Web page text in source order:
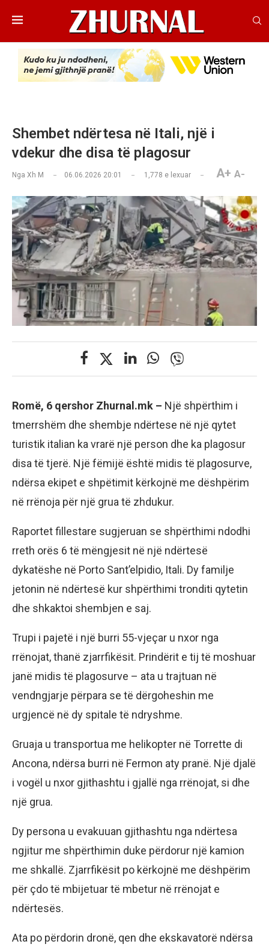
Shembet ndërtesa në Itali, një i
vdekur dhe disa të plagosur
Nga Xh M 06.06.2026 20:01 1,778 e lexuar A+ A-
Romë, 6 qershor Zhurnal.mk – Një shpërthim i
tmerrshëm dhe shembje ndërtese në një qytet
turistik italian ka vrarë një person dhe ka plagosur
disa të tjerë. Një fëmijë është midis të plagosurve,
ndërsa ekipet e shpëtimit kërkojnë me dëshpërim
në rrënoja për një grua të zhdukur.
Raportet fillestare sugjeruan se shpërthimi ndodhi
rreth orës 6 të mëngjesit në një ndërtesë
dykatëshe në Porto Sant’elpidio, Itali. Dy familje
jetonin në ndërtesë kur shpërthimi tronditi qytetin
dhe shkaktoi shembjen e saj.
Trupi i pajetë i një burri 55-vjeçar u nxor nga
rrënojat, thanë zjarrfikësit. Prindërit e tij të moshuar
janë midis të plagosurve – ata u trajtuan në
vendngjarje përpara se të dërgoheshin me
urgjencë në dy spitale të ndryshme.
Gruaja u transportua me helikopter në Torrette di
Ancona, ndërsa burri në Fermon aty pranë. Një djalë
i vogël u nxor gjithashtu i gjallë nga rrënojat, si dhe
një grua.
Dy persona u evakuuan gjithashtu nga ndërtesa
ngjitur me shpërthimin duke përdorur një kamion
me shkallë. Zjarrfikësit po kërkojnë me dëshpërim
për çdo të mbijetuar të mbetur në rrënojat e
ndërtesës.
Ata po përdorin dronë, qen dhe ekskavatorë ndërsa